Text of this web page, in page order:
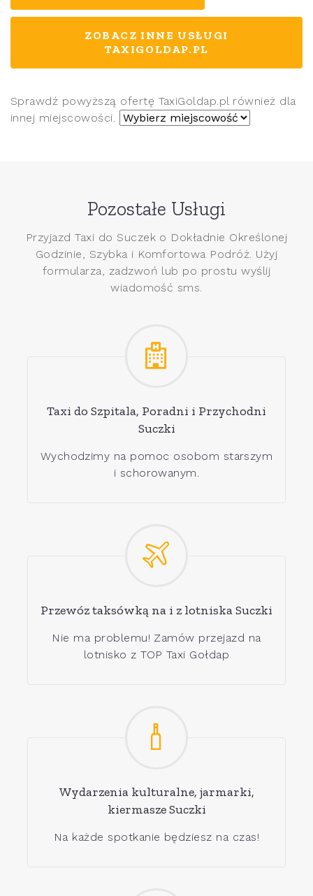
ZOBACZ INNE USŁUGI
TAXIGOLDAP.PL
Sprawdź powyższą ofertę TaxiGoldap.pl również dla
innej miejscowości.
Pozostałe Usługi
Przyjazd Taxi do Suczek o Dokładnie Określonej
Godzinie, Szybka i Komfortowa Podróż. Użyj
formularza, zadzwoń lub po prostu wyślij
wiadomość sms.
Taxi do Szpitala, Poradni i Przychodni
Suczki
Wychodzimy na pomoc osobom starszym
i schorowanym.
Przewóz taksówką na i z lotniska Suczki
Nie ma problemu! Zamów przejazd na
lotnisko z TOP Taxi Gołdap
Wydarzenia kulturalne, jarmarki,
kiermasze Suczki
Na każde spotkanie będziesz na czas!